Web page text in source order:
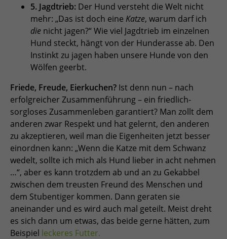
5. Jagdtrieb: Der Hund versteht die Welt nicht
mehr: „Das ist doch eine Katze, warum darf ich
die nicht jagen?“ Wie viel Jagdtrieb im einzelnen
Hund steckt, hängt von der Hunderasse ab. Den
Instinkt zu jagen haben unsere Hunde von den
Wölfen geerbt.
Friede, Freude, Eierkuchen? Ist denn nun – nach
erfolgreicher Zusammenführung – ein friedlich-
sorgloses Zusammenleben garantiert? Man zollt dem
anderen zwar Respekt und hat gelernt, den anderen
zu akzeptieren, weil man die Eigenheiten jetzt besser
einordnen kann: „Wenn die Katze mit dem Schwanz
wedelt, sollte ich mich als Hund lieber in acht nehmen
…“, aber es kann trotzdem ab und an zu Gekabbel
zwischen dem treusten Freund des Menschen und
dem Stubentiger kommen. Dann geraten sie
aneinander und es wird auch mal geteilt. Meist dreht
es sich dann um etwas, das beide gerne hätten, zum
Beispiel leckeres Futter.